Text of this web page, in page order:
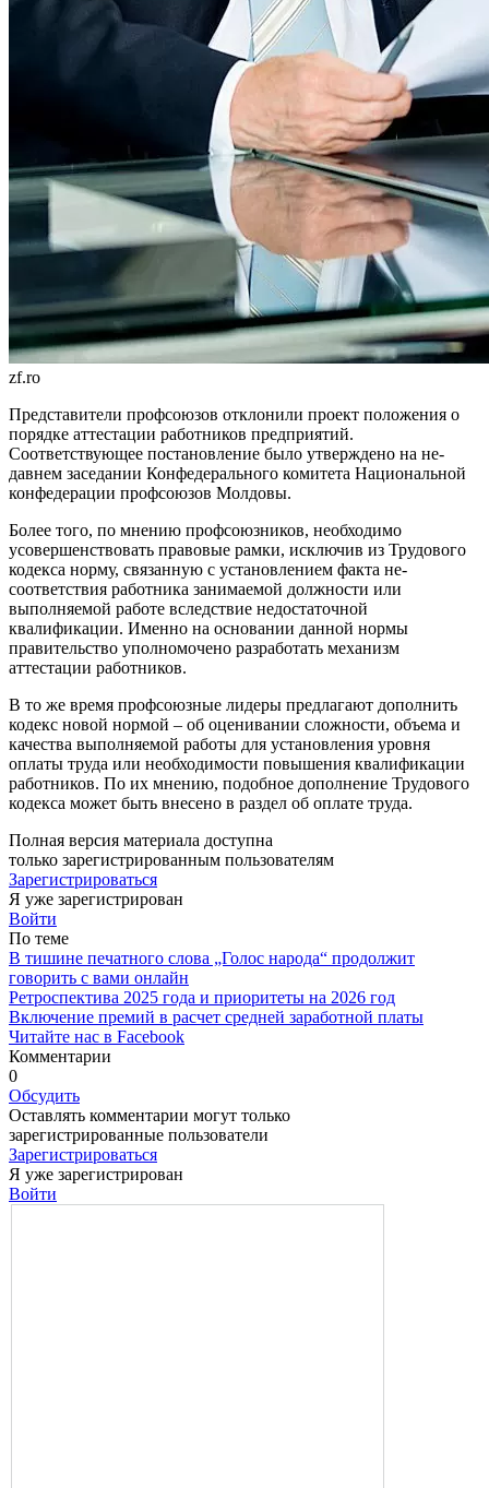
zf.ro
Представители профсоюзов от­клонили проект положения о
по­рядке аттестации работников пред­приятий.
Соответствующее поста­новление было утверждено на не­
давнем заседании Конфедерально­го комитета Национальной
конфе­дерации профсоюзов Молдовы.
Более того, по мнению профсо­юзников, необходимо
усовершенс­твовать правовые рамки, исключив из Трудового
кодекса норму, свя­занную с установлением факта не­
соответствия работника занимае­мой должности или
выполняемой работе вследствие недостаточной
квалификации. Именно на основа­нии данной нормы
правительство уполномочено разработать меха­низм
аттестации работников.
В то же время профсоюзные ли­деры предлагают дополнить
кодекс новой нормой – об оценивании сложности, объема и
качества вы­полняемой работы для установле­ния уровня
оплаты труда или необ­ходимости повышения квалифика­ции
работников. По их мнению, по­добное дополнение Трудового
ко­декса может быть внесено в раздел об оплате труда.
Полная версия материала доступна
только зарегистрированным пользователям
Зарегистрироваться
Я уже зарегистрирован
Войти
По теме
В тишине печатного слова „Голос народа“ продолжит
говорить с вами онлайн
Ретроспектива 2025 года и приоритеты на 2026 год
Включение премий в расчет средней заработной платы
Читайте нас в Facebook
Комментарии
0
Обсудить
Оставлять комментарии могут только
зарегистрированные пользователи
Зарегистрироваться
Я уже зарегистрирован
Войти